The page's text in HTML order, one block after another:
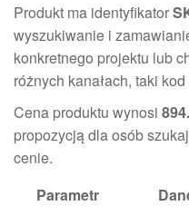
Produkt ma identyfikator
wyszukiwanie i
konkretnego projektu lub
różnych kanałach, taki
Cena produktu wynosi
propozycją dla osób
cenie.
Parametr